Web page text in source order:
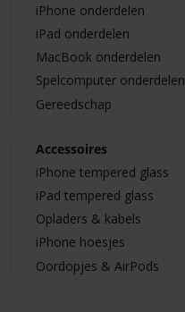
iPhone onderdelen
iPad onderdelen
MacBook onderdelen
Spelcomputer onderdelen
Gereedschap
Accessoires
iPhone tempered glass
iPad tempered glass
Opladers & kabels
iPhone hoesjes
Oordopjes & AirPods